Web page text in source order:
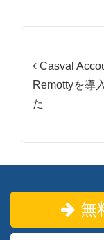
投稿ナ
Casval
Remottyを導
た
無